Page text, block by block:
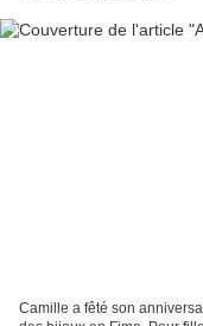
Camille a fêté son